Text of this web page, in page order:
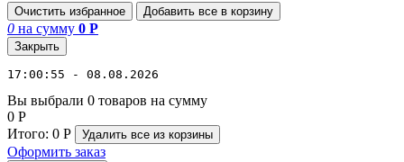
Очистить избранное Добавить все в корзину
0 на сумму 0 Р
Закрыть
17:00:55 - 08.08.2026
Вы выбрали 0 товаров на сумму
0 Р
Итого: 0 Р Удалить все из корзины
Оформить заказ